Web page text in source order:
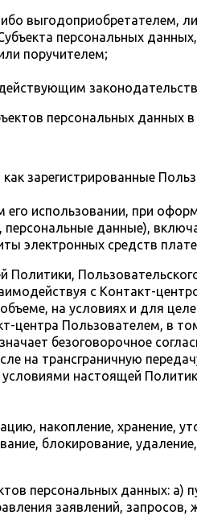
выгодоприобретателем,
персональных
поручителем;
персональных данных
зарегистрированные
его использовании, при
данные),
электронных средств
Политики,
с Контакт-
на условиях и для
центра Пользователем, в
безоговорочное
на трансграничную
настоящей
накопление, хранение,
блокирование,
персональных данных:
заявлений,